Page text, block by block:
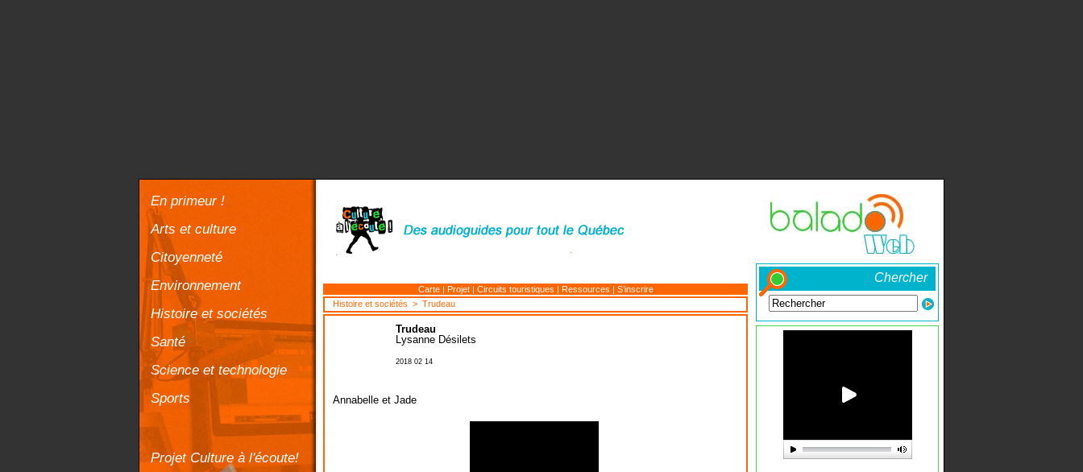
En primeur !
Arts et culture
Citoyenneté
Environnement
Histoire et sociétés
Santé
Science et technologie
Sports
Projet Culture à l'écoute!
Carte | Projet | Circuits touristiques | Ressources | S’inscrire
Histoire et sociétés > Trudeau
Trudeau
Lysanne Désilets
2018 02 14
Annabelle et Jade
Chercher